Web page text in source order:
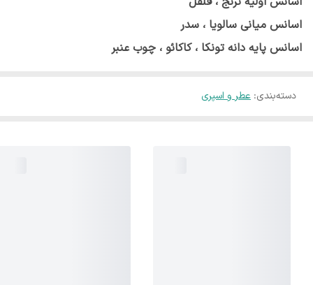
اسانس میانی سالویا ، سدر
اسانس پایه دانه تونکا ، کاکائو ، چوب عنبر
دسته‌بندی: عطر و اسپری